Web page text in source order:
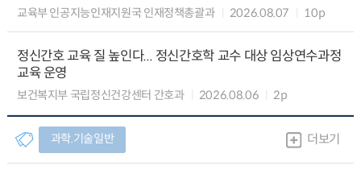
교육부 인공지능인재지원국 인재정책총괄과 2026.08.07 10p
정신간호 교육 질 높인다... 정신간호학 교수 대상 임상연수과정
교육 운영
보건복지부 국립정신건강센터 간호과 2026.08.06 2p
과학.기술일반 더보기